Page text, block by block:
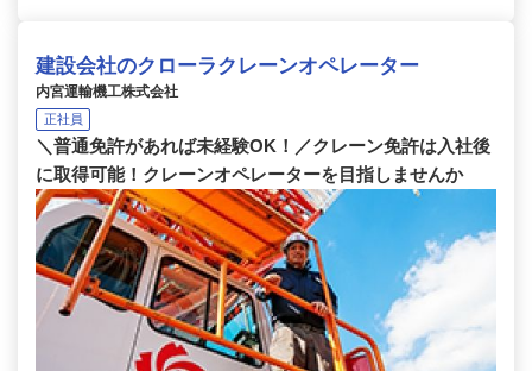
建設会社のクローラクレーンオペレーター
内宮運輸機工株式会社
正社員
＼普通免許があれば未経験OK！／クレーン免許は入社後
に取得可能！クレーンオペレーターを目指しませんか